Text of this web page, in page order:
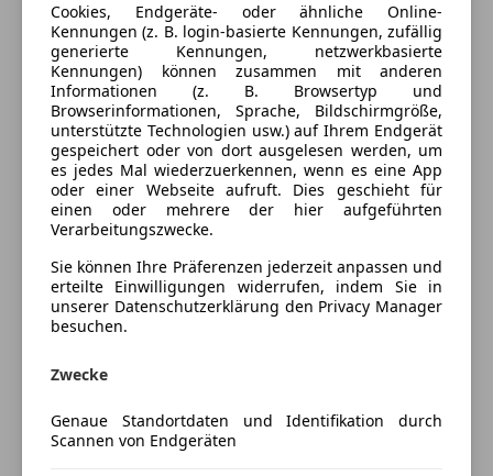
Lordosenstütze
Multifunktionslenkrad
Navigationssystem
Regensensor
Sitzheizung
teilb. Rücksitzbank
Tempomat
Unterhaltung/Media
DAB-Radio
Freisprecheinrichtung
Musikstreaming integriert
Radio
W-Lan / Wifi Hotspot
Sicherheit
Fahrzeugbeschreibung
Eingabefehler und Zwischenverkauf vorbehalten!
Fahrzeugbeschreibung und Fahrzeugausstattung
sind unverbindlich und werden nicht automatisch in
dieser Form zum Vertragsinhalt!
Zusatzausstattung
Ladekantenschutz in Chromoptik
Ladekabel bis 1,8 kW für Haushaltssteckdose, 5m,
glatt
Ladekabel für Wallbox und öffentliche
Ladestationen, 5m, glatt
Akustischer Umfeldschutz
DYNAMIC SELECT
Mehr anzeigen
Preisbewertung
Cookies, Endgeräte- oder ähnliche Online-
Kennungen (z. B. login-basierte Kennungen, zufällig
generierte Kennungen, netzwerkbasierte
Kennungen) können zusammen mit anderen
Informationen (z. B. Browsertyp und
Browserinformationen, Sprache, Bildschirmgröße,
unterstützte Technologien usw.) auf Ihrem Endgerät
gespeichert oder von dort ausgelesen werden, um
es jedes Mal wiederzuerkennen, wenn es eine App
oder einer Webseite aufruft. Dies geschieht für
einen oder mehrere der hier aufgeführten
Verarbeitungszwecke.
Sie können Ihre Präferenzen jederzeit anpassen und
erteilte Einwilligungen widerrufen, indem Sie in
unserer Datenschutzerklärung den Privacy Manager
besuchen.
Zwecke
Genaue Standortdaten und Identifikation durch
Scannen von Endgeräten